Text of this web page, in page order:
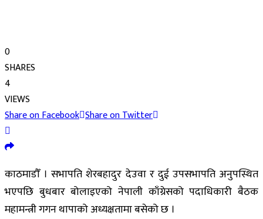
0
SHARES
4
VIEWS
Share on Facebook Share on Twitter
काठमाडौँ । सभापति शेरबहादुर देउवा र दुई उपसभापति अनुपस्थित
भएपछि बुधबार बोलाइएको नेपाली काँग्रेसको पदाधिकारी बैठक
महामन्त्री गगन थापाको अध्यक्षतामा बसेको छ ।